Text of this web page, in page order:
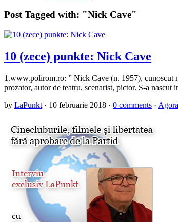
Post Tagged with: "Nick Cave"
10 (zece) punkte: Nick Cave
1.www.polirom.ro: ” Nick Cave (n. 1957), cunoscut
prozator, autor de teatru, scenarist, pictor. S-a
by LaPunkt · 10 februarie 2018 · 0 comments · Agora